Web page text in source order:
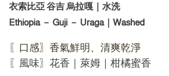
衣索比亞 谷吉 烏拉嘎｜水洗
Ethiopia － Guji － Uraga｜Washed
〖口感〗 香氣鮮明、 清爽乾淨
〖風味〗花香｜萊姆｜柑橘蜜香